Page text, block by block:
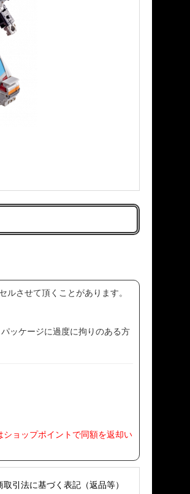
ルさせて頂くことがあります。
ッケージに過度に拘りのある方
ョップポイントで同額を返却い
取引法に基づく表記（返品等）